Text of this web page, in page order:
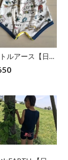
ルアース【日本
LittleEARTHキ
海図 ボクサー